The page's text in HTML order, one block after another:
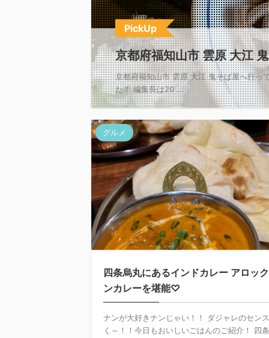
PickUp
京都府福知山市 雲原 大江
京都府福知山市 雲原 大江 鬼そば屋へ行っ
た！ 編集長は20 ...
グルメ
四条烏丸にあるインドカレー アロッ
ンカレーを堪能♡
ナンが大好きナンじゃい！！ ダジャレのセン
く～！！今日もおいしいごはんのご紹介！ 四